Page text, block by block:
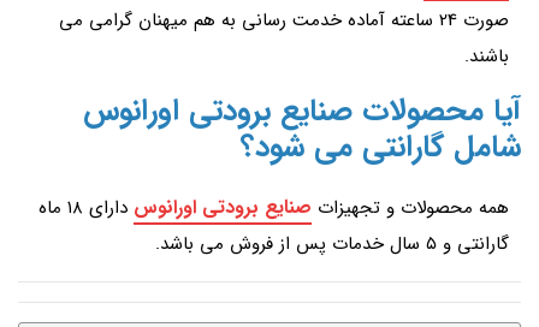
صورت 24 ساعته آماده خدمت رسانی به هم میهنان گرامی می
باشند.
آیا محصولات صنایع برودتی اورانوس
شامل گارانتی می شود؟
همه محصولات و تجهیزات صنایع برودتی اورانوس
دارای ۱۸ ماه
گارانتی و ۵ سال خدمات پس از فروش می باشد.